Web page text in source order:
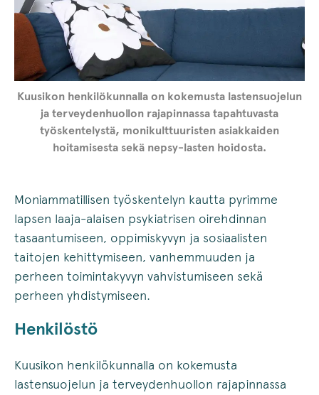
Kuusikon henkilökunnalla on kokemusta lastensuojelun
ja terveydenhuollon rajapinnassa tapahtuvasta
työskentelystä, monikulttuuristen asiakkaiden
hoitamisesta sekä nepsy-lasten hoidosta.
Moniammatillisen työskentelyn kautta pyrimme
lapsen laaja-alaisen psykiatrisen oirehdinnan
tasaantumiseen, oppimiskyvyn ja sosiaalisten
taitojen kehittymiseen, vanhemmuuden ja
perheen toimintakyvyn vahvistumiseen sekä
perheen yhdistymiseen.
Henkilöstö
Kuusikon henkilökunnalla on kokemusta
lastensuojelun ja terveydenhuollon rajapinnassa